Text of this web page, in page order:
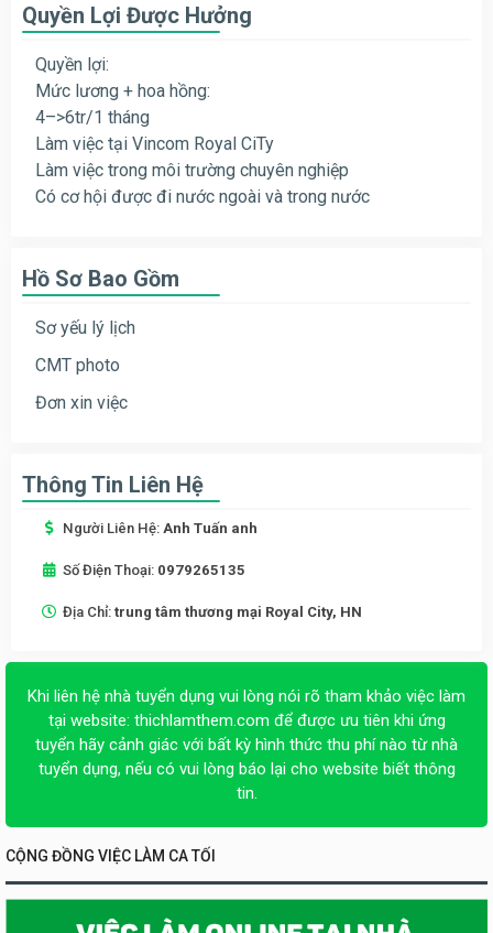
Quyền Lợi Được Hưởng
Quyền lợi:
Mức lương + hoa hồng:
4–>6tr/1 tháng
Làm việc tại Vincom Royal CiTy
Làm việc trong môi trường chuyên nghiệp
Có cơ hội được đi nước ngoài và trong nước
Hồ Sơ Bao Gồm
Sơ yếu lý lịch
CMT photo
Đơn xin việc
Thông Tin Liên Hệ
Người Liên Hệ: Anh Tuấn anh
Số Điện Thoại: 0979265135
Địa Chỉ: trung tâm thương mại Royal City, HN
Khi liên hệ nhà tuyển dụng vui lòng nói rõ tham khảo việc làm
tại website: thichlamthem.com để được ưu tiên khi ứng
tuyển hãy cảnh giác với bất kỳ hình thức thu phí nào từ nhà
tuyển dụng, nếu có vui lòng báo lại cho website biết thông
tin.
CỘNG ĐỒNG VIỆC LÀM CA TỐI